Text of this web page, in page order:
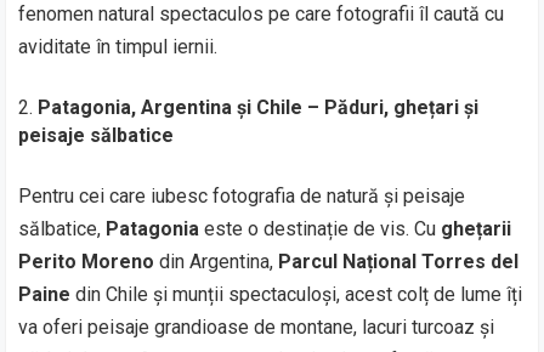
fenomen natural spectaculos pe care fotografii îl caută cu
aviditate în timpul iernii.
Patagonia, Argentina și Chile – Păduri, ghețari și
peisaje sălbatice
Pentru cei care iubesc fotografia de natură și peisaje
sălbatice, Patagonia este o destinație de vis. Cu ghețarii
Perito Moreno din Argentina, Parcul Național Torres del
Paine din Chile și munții spectaculoși, acest colț de lume îți
va oferi peisaje grandioase de montane, lacuri turcoaz și